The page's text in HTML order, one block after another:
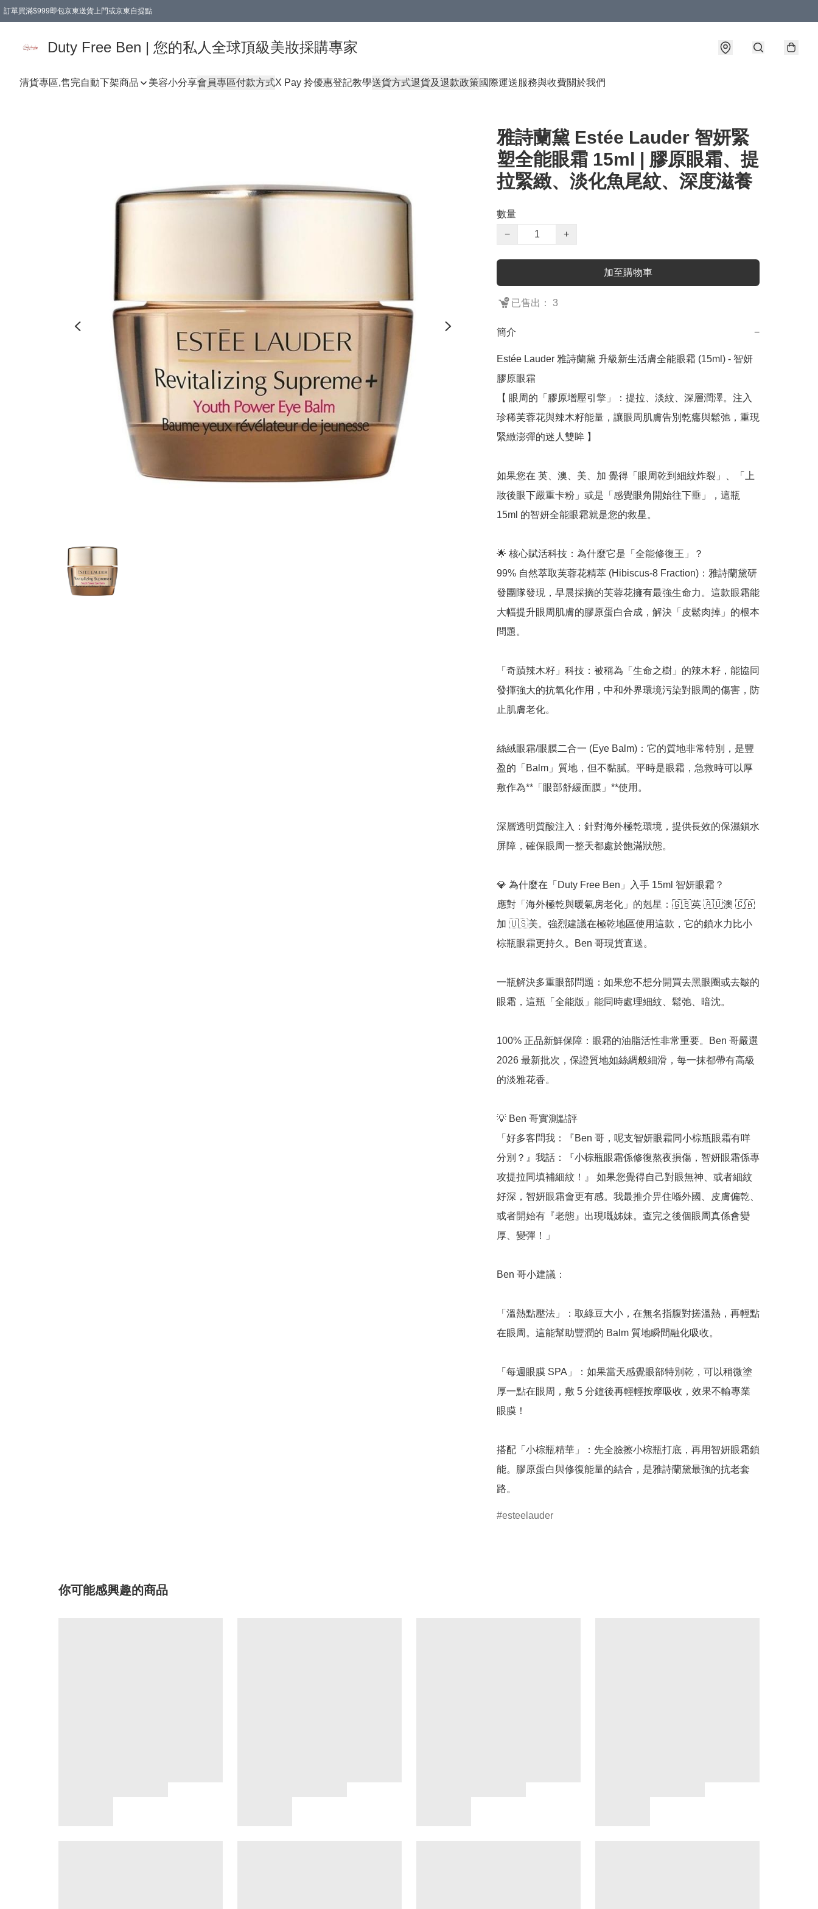
訂單買滿$999即包京東送貨上門或京東自提點
Duty Free Ben | 您的私人全球頂級美妝採購專家
清貨專區,售完自動下架商品 美容小分享會員專區付款方式X Pay 拎優惠登記教學送貨方式退貨及退款政策國際運送服務與收費關於我們
雅詩蘭黛 Estée Lauder 智妍緊
塑全能眼霜 15ml | 膠原眼霜、提
拉緊緻、淡化魚尾紋、深度滋養
數量
−
+
加至購物車
已售出： 3
簡介 −
Estée Lauder 雅詩蘭黛 升級新生活膚全能眼霜 (15ml) - 智妍
膠原眼霜
【 眼周的「膠原增壓引擎」：提拉、淡紋、深層潤澤。注入
珍稀芙蓉花與辣木籽能量，讓眼周肌膚告別乾癟與鬆弛，重現
緊緻澎彈的迷人雙眸 】
如果您在 英、澳、美、加 覺得「眼周乾到細紋炸裂」、「上
妝後眼下嚴重卡粉」或是「感覺眼角開始往下垂」，這瓶
15ml 的智妍全能眼霜就是您的救星。
🌟 核心賦活科技：為什麼它是「全能修復王」？
99% 自然萃取芙蓉花精萃 (Hibiscus-8 Fraction)：雅詩蘭黛研
發團隊發現，早晨採摘的芙蓉花擁有最強生命力。這款眼霜能
大幅提升眼周肌膚的膠原蛋白合成，解決「皮鬆肉掉」的根本
問題。
「奇蹟辣木籽」科技：被稱為「生命之樹」的辣木籽，能協同
發揮強大的抗氧化作用，中和外界環境污染對眼周的傷害，防
止肌膚老化。
絲絨眼霜/眼膜二合一 (Eye Balm)：它的質地非常特別，是豐
盈的「Balm」質地，但不黏膩。平時是眼霜，急救時可以厚
敷作為**「眼部舒緩面膜」**使用。
深層透明質酸注入：針對海外極乾環境，提供長效的保濕鎖水
屏障，確保眼周一整天都處於飽滿狀態。
💎 為什麼在「Duty Free Ben」入手 15ml 智妍眼霜？
應對「海外極乾與暖氣房老化」的剋星：🇬🇧英 🇦🇺澳 🇨🇦
加 🇺🇸美。強烈建議在極乾地區使用這款，它的鎖水力比小
棕瓶眼霜更持久。Ben 哥現貨直送。
一瓶解決多重眼部問題：如果您不想分開買去黑眼圈或去皺的
眼霜，這瓶「全能版」能同時處理細紋、鬆弛、暗沈。
100% 正品新鮮保障：眼霜的油脂活性非常重要。Ben 哥嚴選
2026 最新批次，保證質地如絲綢般細滑，每一抹都帶有高級
的淡雅花香。
💡 Ben 哥實測點評
「好多客問我：『Ben 哥，呢支智妍眼霜同小棕瓶眼霜有咩
分別？』我話：『小棕瓶眼霜係修復熬夜損傷，智妍眼霜係專
攻提拉同填補細紋！』 如果您覺得自己對眼無神、或者細紋
好深，智妍眼霜會更有感。我最推介畀住喺外國、皮膚偏乾、
或者開始有『老態』出現嘅姊妹。查完之後個眼周真係會變
厚、變彈！」
Ben 哥小建議：
「溫熱點壓法」：取綠豆大小，在無名指腹對搓溫熱，再輕點
在眼周。這能幫助豐潤的 Balm 質地瞬間融化吸收。
「每週眼膜 SPA」：如果當天感覺眼部特別乾，可以稍微塗
厚一點在眼周，敷 5 分鐘後再輕輕按摩吸收，效果不輸專業
眼膜！
搭配「小棕瓶精華」：先全臉擦小棕瓶打底，再用智妍眼霜鎖
能。膠原蛋白與修復能量的結合，是雅詩蘭黛最強的抗老套
路。
esteelauder
你可能感興趣的商品